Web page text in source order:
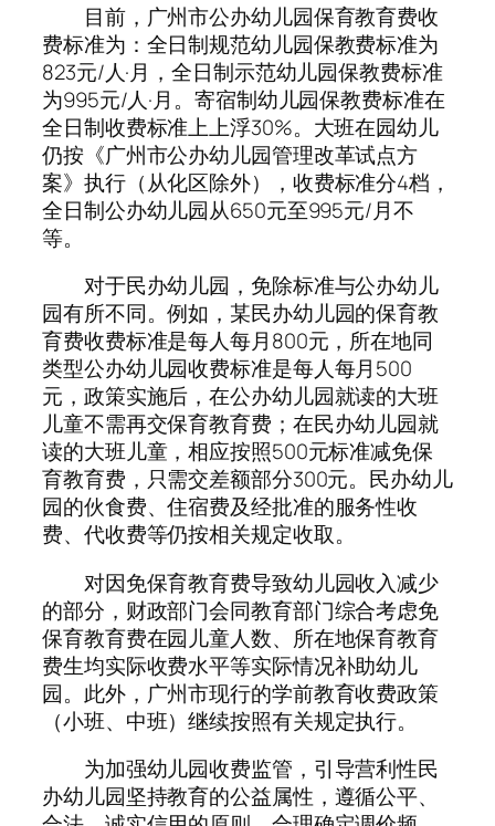
目前，广州市公办幼儿园保育教育费收
费标准为：全日制规范幼儿园保教费标准为
823元/人·月，全日制示范幼儿园保教费标准
为995元/人·月。寄宿制幼儿园保教费标准在
全日制收费标准上上浮30%。大班在园幼儿
仍按《广州市公办幼儿园管理改革试点方
案》执行（从化区除外），收费标准分4档，
全日制公办幼儿园从650元至995元/月不
等。
对于民办幼儿园，免除标准与公办幼儿
园有所不同。例如，某民办幼儿园的保育教
育费收费标准是每人每月800元，所在地同
类型公办幼儿园收费标准是每人每月500
元，政策实施后，在公办幼儿园就读的大班
儿童不需再交保育教育费；在民办幼儿园就
读的大班儿童，相应按照500元标准减免保
育教育费，只需交差额部分300元。民办幼儿
园的伙食费、住宿费及经批准的服务性收
费、代收费等仍按相关规定收取。
对因免保育教育费导致幼儿园收入减少
的部分，财政部门会同教育部门综合考虑免
保育教育费在园儿童人数、所在地保育教育
费生均实际收费水平等实际情况补助幼儿
园。此外，广州市现行的学前教育收费政策
（小班、中班）继续按照有关规定执行。
为加强幼儿园收费监管，引导营利性民
办幼儿园坚持教育的公益属性，遵循公平、